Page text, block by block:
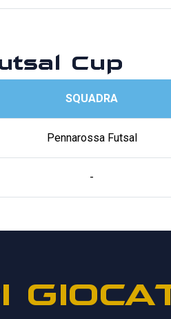
Cup
SQUADRA
Pennarossa Futsal
-